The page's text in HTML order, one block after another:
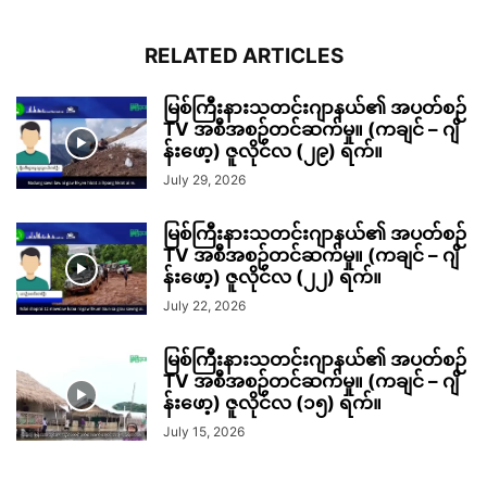
RELATED ARTICLES
မြစ်ကြီးနားသတင်းဂျာနယ်၏ အပတ်စဉ်
TV အစီအစဉ်တင်ဆက်မှု။ (ကချင် – ဂျိ
န်းဖော့) ဇူလိုင်လ (၂၉) ရက်။
July 29, 2026
မြစ်ကြီးနားသတင်းဂျာနယ်၏ အပတ်စဉ်
TV အစီအစဉ်တင်ဆက်မှု။ (ကချင် – ဂျိ
န်းဖော့) ဇူလိုင်လ (၂၂) ရက်။
July 22, 2026
မြစ်ကြီးနားသတင်းဂျာနယ်၏ အပတ်စဉ်
TV အစီအစဉ်တင်ဆက်မှု။ (ကချင် – ဂျိ
န်းဖော့) ဇူလိုင်လ (၁၅) ရက်။
July 15, 2026